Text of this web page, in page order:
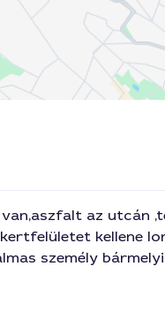
az utcán
kellene
személy